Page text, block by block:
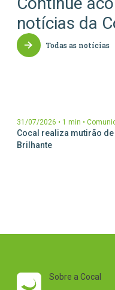
notícias da
Todas as notícias
31/07/2026 • 1 min •
Cocal realiza mutirão
Brilhante
Sobre a Cocal